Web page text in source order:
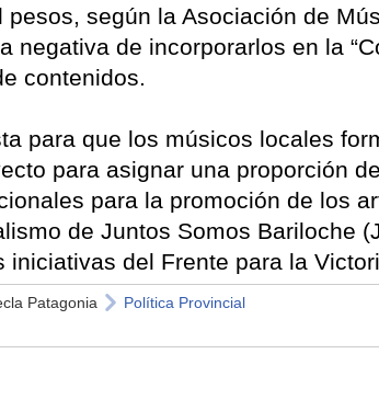
pesos, según la Asociación de
negativa de incorporarlos en la
contenidos.
para que los músicos locales
para asignar una proporción
para la promoción de los
de Juntos Somos Bariloche
iniciativas del Frente para la
Patagonia Política Provincial